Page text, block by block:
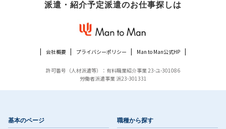
派遣・紹介予定派遣のお仕事探しは
会社概要 プライバシーポリシー Man to Man公式HP
許可番号（人材派遣等）：有料職業紹介事業 23-ユ-301086
労働者派遣事業 派23-301331
基本のページ 職種から探す